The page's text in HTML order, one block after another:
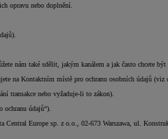
opravu nebo doplnění.
nám také sdělit, jakým kanálem a jak často chcete
Kontaktním místě pro ochranu osobních údajů (viz
transakce nebo vyžaduje-li to zákon).
ochranu údajů“).
Europe sp. z o.o., 02-673 Warszawa, ul.